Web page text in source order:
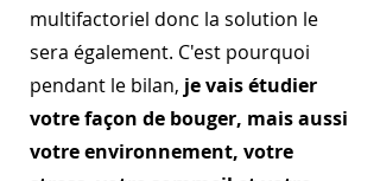
multifactoriel donc la solution le
sera également. C'est pourquoi
pendant le bilan, je vais étudier
votre façon de bouger, mais aussi
votre environnement, votre